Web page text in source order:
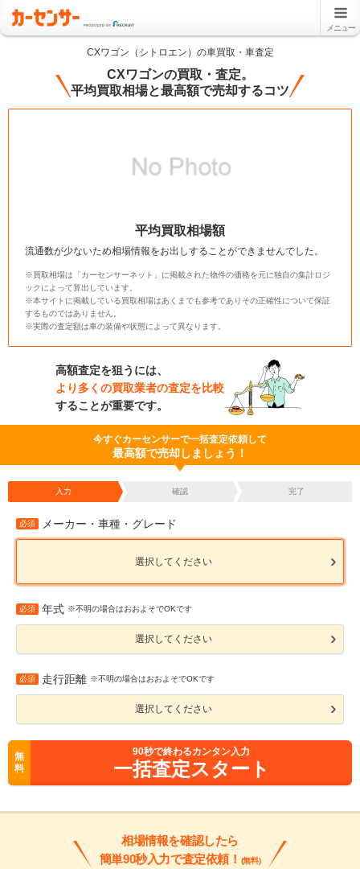
メニュー
CXワゴン（シトロエン）の車買取・車査定
CXワゴンの買取・査定。
平均買取相場と最高額で売却するコツ
平均買取相場額
流通数が少ないため相場情報をお出しすることができませんでした。
※買取相場は「カーセンサーネット」に掲載された物件の価格を元に独自の集計ロジ
ックによって算出しています。
※本サイトに掲載している買取相場はあくまでも参考でありその正確性について保証
するものではありません。
※実際の査定額は車の装備や状態によって異なります。
高額査定を狙うには、
より多くの買取業者の査定を比較
することが重要です。
今すぐカーセンサーで一括査定依頼して
最高額で売却しましょう！
入力 確認 完了
必須 メーカー・車種・グレード
選択してください
必須 年式 ※不明の場合はおおよそでOKです
選択してください
必須 走行距離 ※不明の場合はおおよそでOKです
選択してください
無
料
90秒で終わるカンタン入力
一括査定スタート
相場情報を確認したら
簡単90秒入力で査定依頼！ (無料)